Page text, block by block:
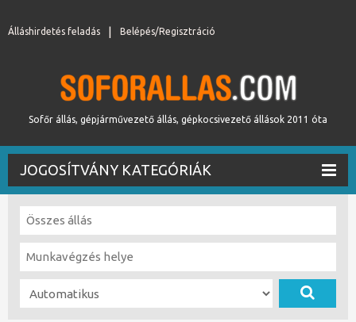
Belépés/Regisztráció
Álláshirdetés feladás
Sofőr állás, gépjárművezető állás, gépkocsivezető állások 2011 óta
JOGOSÍTVÁNY KATEGÓRIÁK